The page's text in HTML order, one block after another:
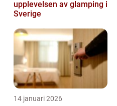
upplevelsen av glamping i
Sverige
14 januari 2026